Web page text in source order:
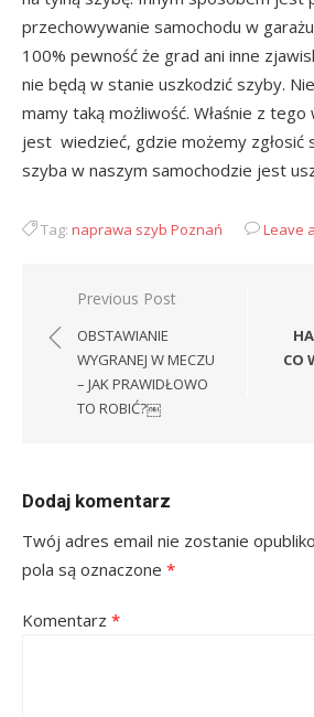
przechowywanie samochodu w
100% pewność że grad ani inne
nie będą w stanie uszkodzić szyby.
mamy taką możliwość. Właśnie z
jest wiedzieć, gdzie możemy zgłosić
szyba w naszym samochodzie jest
Tag: naprawa szyb Poznań Leave
Nawigacja
wpisu
Previous Post
OBSTAWIANIE
WYGRANEJ W MECZU
– JAK PRAWIDŁOWO
TO ROBIĆ?￼
CO
Dodaj komentarz
Twój adres email nie zostanie
pola są oznaczone *
Komentarz *